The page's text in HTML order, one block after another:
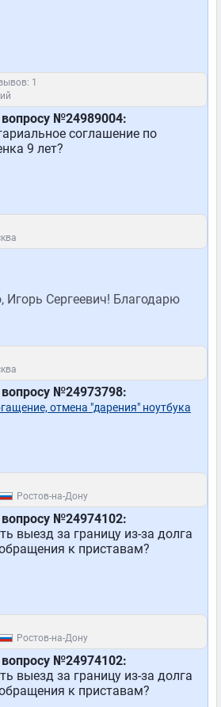
1
№24989004:
соглашение по
9 лет?
Игорь Сергеевич! Благодарю
№24973798:
отмена "дарения" ноутбука
Ростов-на-Дону
№24974102:
выезд за границу из-за долга
к приставам?
Ростов-на-Дону
№24974102:
выезд за границу из-за долга
к приставам?